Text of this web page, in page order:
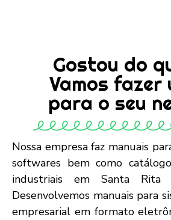
Gostou do
Vamos fazer
para o seu
Nossa empresa faz manuais
softwares bem como
industriais em Santa Rita
Desenvolvemos manuais para
empresarial em formato